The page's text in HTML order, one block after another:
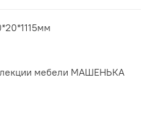
мебели МАШЕНЬКА